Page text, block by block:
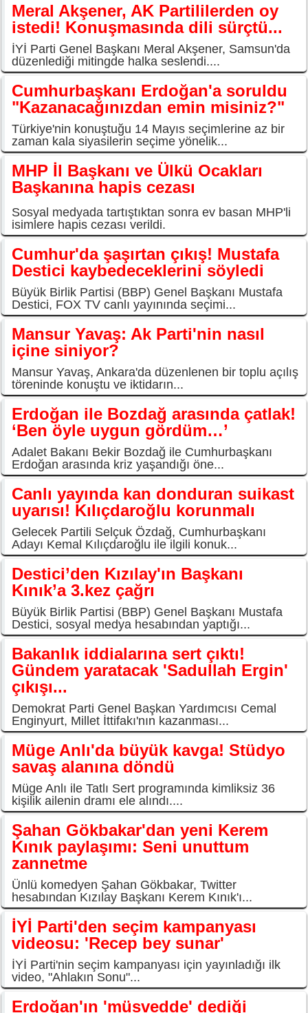
Meral Akşener, AK Partililerden oy
istedi! Konuşmasında dili sürçtü...
İYİ Parti Genel Başkanı Meral Akşener, Samsun'da
düzenlediği mitingde halka seslendi....
Cumhurbaşkanı Erdoğan'a soruldu
"Kazanacağınızdan emin misiniz?"
Türkiye'nin konuştuğu 14 Mayıs seçimlerine az bir
zaman kala siyasilerin seçime yönelik...
MHP İl Başkanı ve Ülkü Ocakları
Başkanına hapis cezası
Sosyal medyada tartıştıktan sonra ev basan MHP'li
isimlere hapis cezası verildi.
Cumhur'da şaşırtan çıkış! Mustafa
Destici kaybedeceklerini söyledi
Büyük Birlik Partisi (BBP) Genel Başkanı Mustafa
Destici, FOX TV canlı yayınında seçimi...
Mansur Yavaş: Ak Parti'nin nasıl
içine siniyor?
Mansur Yavaş, Ankara'da düzenlenen bir toplu açılış
töreninde konuştu ve iktidarın...
Erdoğan ile Bozdağ arasında çatlak!
‘Ben öyle uygun gördüm…’
Adalet Bakanı Bekir Bozdağ ile Cumhurbaşkanı
Erdoğan arasında kriz yaşandığı öne...
Canlı yayında kan donduran suikast
uyarısı! Kılıçdaroğlu korunmalı
Gelecek Partili Selçuk Özdağ, Cumhurbaşkanı
Adayı Kemal Kılıçdaroğlu ile ilgili konuk...
Destici’den Kızılay'ın Başkanı
Kınık’a 3.kez çağrı
Büyük Birlik Partisi (BBP) Genel Başkanı Mustafa
Destici, sosyal medya hesabından yaptığı...
Bakanlık iddialarına sert çıktı!
Gündem yaratacak 'Sadullah Ergin'
çıkışı...
Demokrat Parti Genel Başkan Yardımcısı Cemal
Enginyurt, Millet İttifakı'nın kazanması...
Müge Anlı'da büyük kavga! Stüdyo
savaş alanına döndü
Müge Anlı ile Tatlı Sert programında kimliksiz 36
kişilik ailenin dramı ele alındı....
Şahan Gökbakar'dan yeni Kerem
Kınık paylaşımı: Seni unuttum
zannetme
Ünlü komedyen Şahan Gökbakar, Twitter
hesabından Kızılay Başkanı Kerem Kınık'ı...
İYİ Parti'den seçim kampanyası
videosu: 'Recep bey sunar'
İYİ Parti'nin seçim kampanyası için yayınladığı ilk
video, "Ahlakın Sonu"...
Erdoğan'ın 'müsvedde' dediği